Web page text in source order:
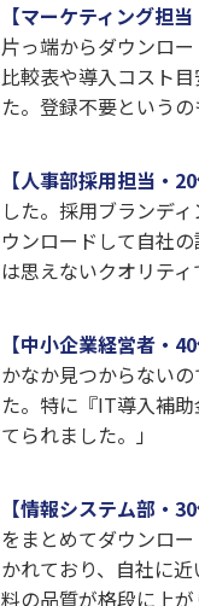
【マーケティング担当
片っ端からダウンロ
比較表や導入コスト
た。登録不要という
【人事部採用担当・20
した。採用ブランデ
ウンロードして自社
は思えないクオリティ
【中小企業経営者・40
かなか見つからない
た。特に『IT導入補
てられました。」
【情報システム部・30
をまとめてダウンロ
かれており、自社に
料の品質が格段に上が